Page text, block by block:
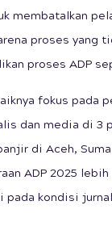
membatalkan
proses yang
proses ADP
fokus pada
dan media di 3
di Aceh,
ADP 2025
pada kondisi